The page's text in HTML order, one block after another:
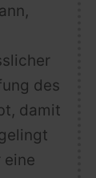
des
damit
eine